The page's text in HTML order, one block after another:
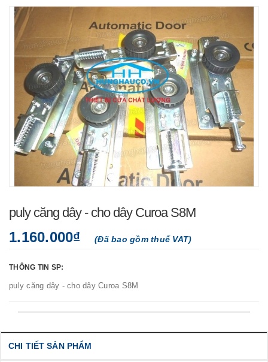
puly căng dây - cho dây Curoa S8M
1.160.000₫ (Đã bao gồm thuế VAT)
THÔNG TIN SP:
puly căng dây - cho dây Curoa S8M
CHI TIẾT SẢN PHẨM